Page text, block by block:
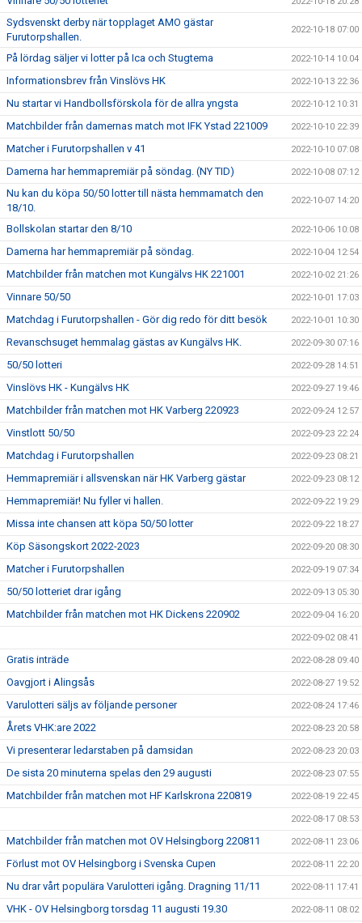
Sydsvenskt derby när topplaget AMO gästar
Furutorpshallen.
2022-10-18 07:00
På lördag säljer vi lotter på Ica och Stugtema 2022-10-14 10:04
Informationsbrev från Vinslövs HK 2022-10-13 22:36
Nu startar vi Handbollsförskola för de allra yngsta 2022-10-12 10:31
Matchbilder från damernas match mot IFK Ystad 221009 2022-10-10 22:39
Matcher i Furutorpshallen v 41 2022-10-10 07:08
Damerna har hemmapremiär på söndag. (NY TID) 2022-10-08 07:12
Nu kan du köpa 50/50 lotter till nästa hemmamatch den
18/10.
2022-10-07 14:20
Bollskolan startar den 8/10 2022-10-06 10:08
Damerna har hemmapremiär på söndag. 2022-10-04 12:54
Matchbilder från matchen mot Kungälvs HK 221001 2022-10-02 21:26
Vinnare 50/50 2022-10-01 17:03
Matchdag i Furutorpshallen - Gör dig redo för ditt besök 2022-10-01 10:30
Revanschsuget hemmalag gästas av Kungälvs HK. 2022-09-30 07:16
50/50 lotteri 2022-09-28 14:51
Vinslövs HK - Kungälvs HK 2022-09-27 19:46
Matchbilder från matchen mot HK Varberg 220923 2022-09-24 12:57
Vinstlott 50/50 2022-09-23 22:24
Matchdag i Furutorpshallen 2022-09-23 08:21
Hemmapremiär i allsvenskan när HK Varberg gästar 2022-09-23 08:12
Hemmapremiär! Nu fyller vi hallen. 2022-09-22 19:29
Missa inte chansen att köpa 50/50 lotter 2022-09-22 18:27
Köp Säsongskort 2022-2023 2022-09-20 08:30
Matcher i Furutorpshallen 2022-09-19 07:34
50/50 lotteriet drar igång 2022-09-13 05:30
Matchbilder från matchen mot HK Dickens 220902 2022-09-04 16:20
2022-09-02 08:41
Gratis inträde 2022-08-28 09:40
Oavgjort i Alingsås 2022-08-27 19:52
Varulotteri säljs av följande personer 2022-08-24 17:46
Årets VHK:are 2022 2022-08-23 20:58
Vi presenterar ledarstaben på damsidan 2022-08-23 20:03
De sista 20 minuterna spelas den 29 augusti 2022-08-23 07:55
Matchbilder från matchen mot HF Karlskrona 220819 2022-08-19 22:45
2022-08-17 08:53
Matchbilder från matchen mot OV Helsingborg 220811 2022-08-11 23:06
Förlust mot OV Helsingborg i Svenska Cupen 2022-08-11 22:20
Nu drar vårt populära Varulotteri igång. Dragning 11/11 2022-08-11 17:41
VHK - OV Helsingborg torsdag 11 augusti 19.30 2022-08-11 08:02